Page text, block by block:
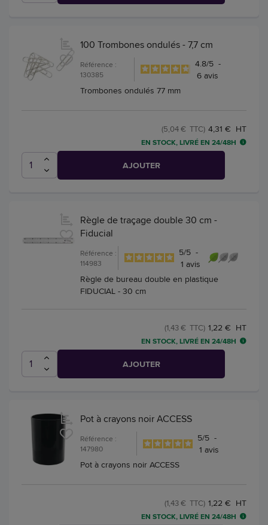
100 Trombones ondulés - 7,7 cm
Référence :
130385
4.8/5 -
6avis
Trombones ondulés 77 mm
4,31 € HT
(5,04 € TTC)
EN STOCK, LIVRÉ EN 24/48H
AJOUTER
Règle de traçage double 30 cm -
Fiducial
Référence :
114983
5/5 -
1 avis
Règle de bureau double en plastique
FIDUCIAL - 30 cm
1,22 € HT
(1,43 € TTC)
EN STOCK, LIVRÉ EN 24/48H
AJOUTER
Pot à crayons noir ACCESS
Référence :
147980
5/5 -
1 avis
Pot à crayons noir ACCESS
1,22 € HT
(1,43 € TTC)
EN STOCK, LIVRÉ EN 24/48H